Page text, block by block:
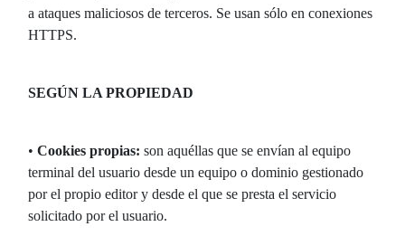
a ataques maliciosos de terceros. Se usan sólo en conexiones
HTTPS.
SEGÚN LA PROPIEDAD
• Cookies propias: son aquéllas que se envían al equipo
terminal del usuario desde un equipo o dominio gestionado
por el propio editor y desde el que se presta el servicio
solicitado por el usuario.